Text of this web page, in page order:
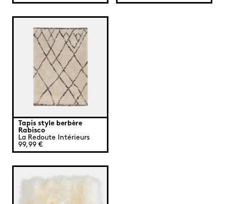
Tapis style berbère
Rabisco
La Redoute Intérieurs
99,99 €